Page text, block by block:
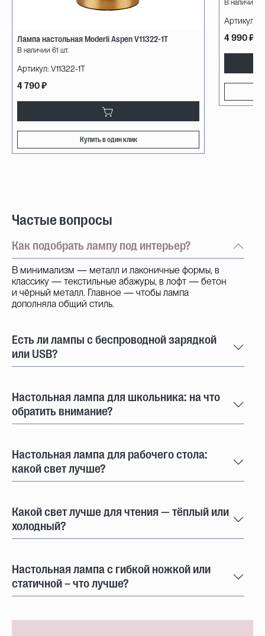
Лампа настольная Moderli Aspen V11322-1T
В наличии 61 шт.
Артикул: V11322-1T
4 790 ₽
Купить в один клик
В наличии
Артикул:
4 990 ₽
Частые вопросы
Как подобрать лампу под интерьер?
В минимализм — металл и лаконичные формы, в
классику — текстильные абажуры, в лофт — бетон
и чёрный металл. Главное — чтобы лампа
дополняла общий стиль.
Есть ли лампы с беспроводной зарядкой
или USB?
Настольная лампа для школьника: на что
обратить внимание?
Настольная лампа для рабочего стола:
какой свет лучше?
Какой свет лучше для чтения — тёплый или
холодный?
Настольная лампа с гибкой ножкой или
статичной – что лучше?